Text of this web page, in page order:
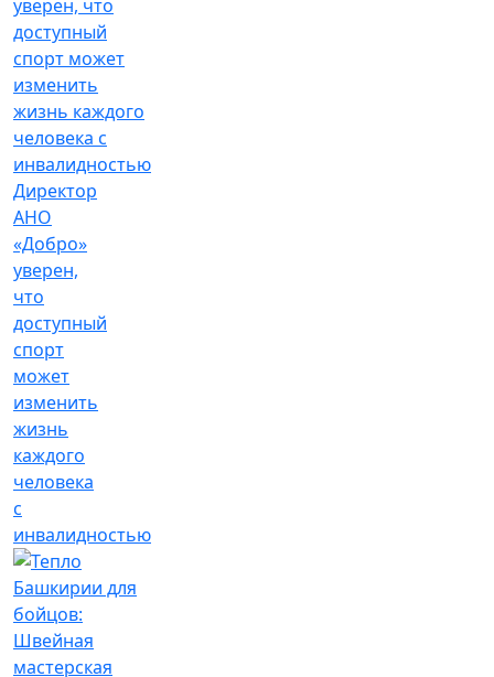
Директор
АНО
«Добро»
уверен,
что
доступный
спорт
может
изменить
жизнь
каждого
человека
с
инвалидностью